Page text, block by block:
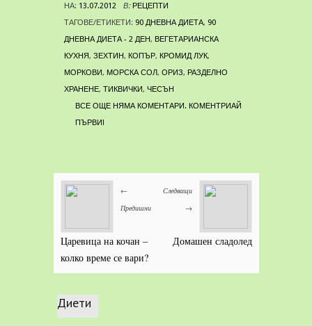
НА: 13.07.2012 В: РЕЦЕПТИ
ТАГОВЕ/ЕТИКЕТИ: 90 ДНЕВНА ДИЕТА, 90
ДНЕВНА ДИЕТА - 2 ДЕН, ВЕГЕТАРИАНСКА
КУХНЯ, ЗЕХТИН, КОПЪР, КРОМИД ЛУК,
МОРКОВИ, МОРСКА СОЛ, ОРИЗ, РАЗДЕЛНО
ХРАНЕНЕ, ТИКВИЧКИ, ЧЕСЪН
ВСЕ ОЩЕ НЯМА КОМЕНТАРИ. КОМЕНТРИАЙ
ПЪРВИ!
←
Предишни
Царевица на кочан –
колко време се вари?
Следващи
→
Домашен сладолед
Диети